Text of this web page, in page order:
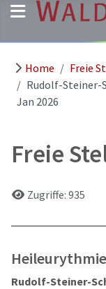
Pädagogik
Über
Schulen
Stellen
Termine
Home
Freie
Rudolf-Steiner-
Jan 2026
Freie
DetailsZugriffe: 935
Heileurythmie
Rudolf-Steiner-